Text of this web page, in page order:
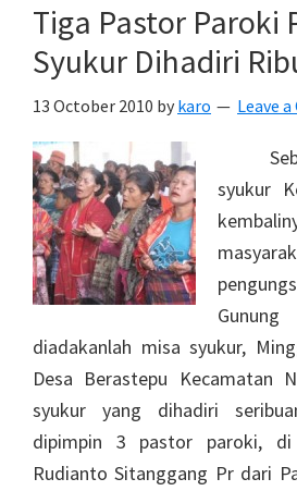
Tiga Pastor Paroki
Syukur Dihadiri
13 October 2010 by karo Leave
syukur
diadakanlah misa syukur,
Desa Berastepu Kecamatan
syukur yang dihadiri
dipimpin 3 pastor paroki, di
Rudianto Sitanggang Pr dari